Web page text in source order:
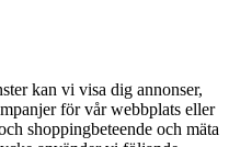
kan vi visa dig annonser,
för vår webbplats eller
shoppingbeteende och mäta